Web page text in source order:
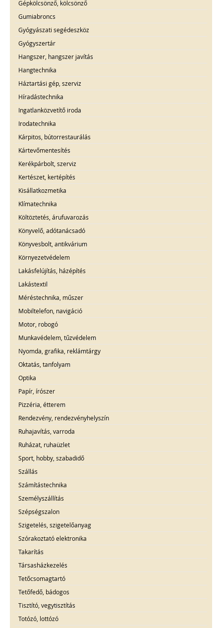
Gépkölcsönző, kölcsönző
Gumiabroncs
Gyógyászati segédeszköz
Gyógyszertár
Hangszer, hangszer javítás
Hangtechnika
Háztartási gép, szerviz
Híradástechnika
Ingatlanközvetítő iroda
Irodatechnika
Kárpitos, bútorrestaurálás
Kártevőmentesítés
Kerékpárbolt, szerviz
Kertészet, kertépítés
Kisállatkozmetika
Klímatechnika
Költöztetés, árufuvarozás
Könyvelő, adótanácsadó
Könyvesbolt, antikvárium
Környezetvédelem
Lakásfelújítás, házépítés
Lakástextil
Méréstechnika, műszer
Mobiltelefon, navigáció
Motor, robogó
Munkavédelem, tűzvédelem
Nyomda, grafika, reklámtárgy
Oktatás, tanfolyam
Optika
Papír, írószer
Pizzéria, étterem
Rendezvény, rendezvényhelyszín
Ruhajavítás, varroda
Ruházat, ruhaüzlet
Sport, hobby, szabadidő
Szállás
Számítástechnika
Személyszállítás
Szépségszalon
Szigetelés, szigetelőanyag
Szórakoztató elektronika
Takarítás
Társasházkezelés
Tetőcsomagtartó
Tetőfedő, bádogos
Tisztító, vegytisztítás
Totózó, lottózó